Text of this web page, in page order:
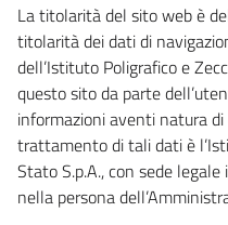
La titolarità del sito web è
titolarità dei dati di
dell’Istituto Poligrafico e
questo sito da parte
informazioni aventi natura
trattamento di tali dati è
Stato S.p.A., con sede
nella persona